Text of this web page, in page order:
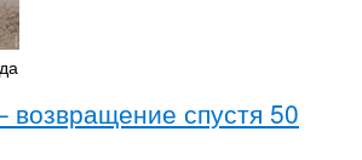
возвращение спустя 50